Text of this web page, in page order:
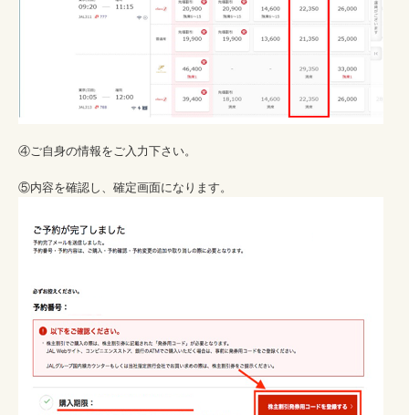
④ご自身の情報をご入力下さい。